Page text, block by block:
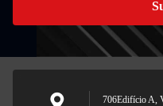
706Edifício A,